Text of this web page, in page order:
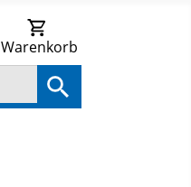
Warenkorb